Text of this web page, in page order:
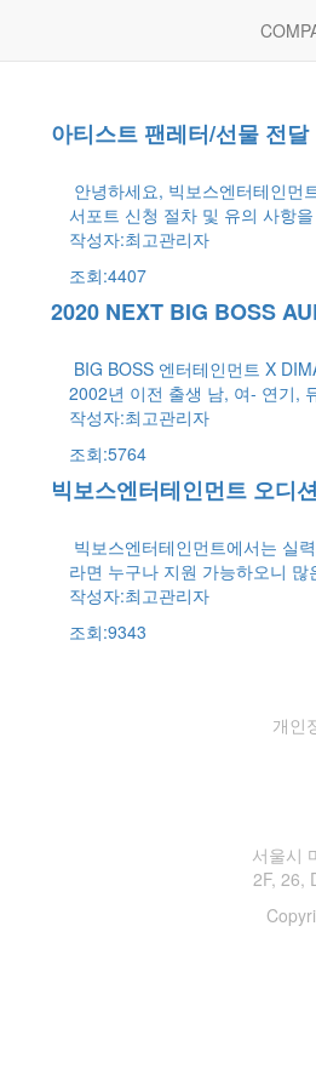
아티스트 팬레터/선물 전
안녕하세요, 빅보스엔터테인먼
서포트 신청 절차 및 유의 사항
작성자:최고관리자
조회:4407
2020 NEXT BIG BOSS
BIG BOSS 엔터테인먼트 X
2002년 이전 출생 남, 여- 연기,
작성자:최고관리자
조회:5764
빅보스엔터테인먼트 오디
빅보스엔터테인먼트에서는 실
라면 누구나 지원 가능하오니
작성자:최고관리자
조회:9343
개인
서울시
2F, 26,